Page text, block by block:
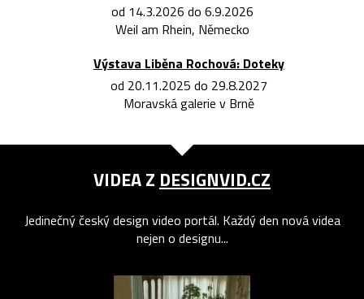
od 14.3.2026 do 6.9.2026
Weil am Rhein, Německo
Výstava Liběna Rochová: Doteky
od 20.11.2025 do 29.8.2027
Moravská galerie v Brně
VIDEA Z DESIGNVID.CZ
Jedinečný český design video portál. Každý den nová videa
nejen o designu...